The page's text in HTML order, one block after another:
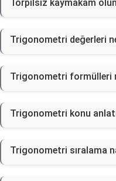
Torpilsiz kaymakam
Trigonometri değerleri
Trigonometri formülleri
Trigonometri konu
Trigonometri sıralama